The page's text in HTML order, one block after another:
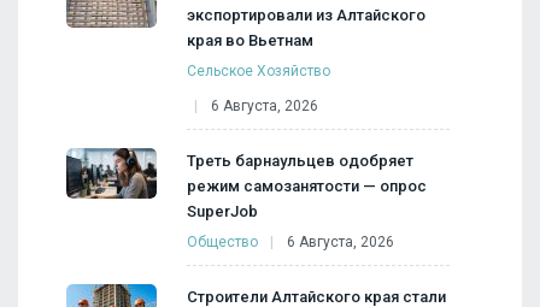
экспортировали из Алтайского
края во Вьетнам
Сельское Хозяйство
6 Августа, 2026
Треть барнаульцев одобряет
режим самозанятости — опрос
SuperJob
Общество 6 Августа, 2026
Строители Алтайского края стали